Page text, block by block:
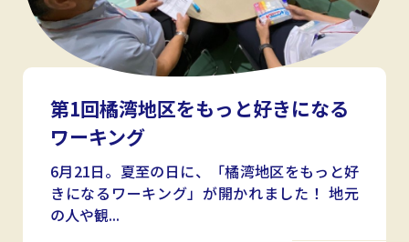
第1回橘湾地区をもっと好きになる
ワーキング
6月21日。夏至の日に、「橘湾地区をもっと好
きになるワーキング」が開かれました！ 地元
の人や観...